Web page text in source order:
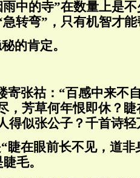
中的寺”在数量上是
转弯”，只有机智才
的肯定。
寄张祜：“百感中来不
，芳草何年恨即休？
得似张公子？千首诗轻
睫在眼前长不见，道非
毛。